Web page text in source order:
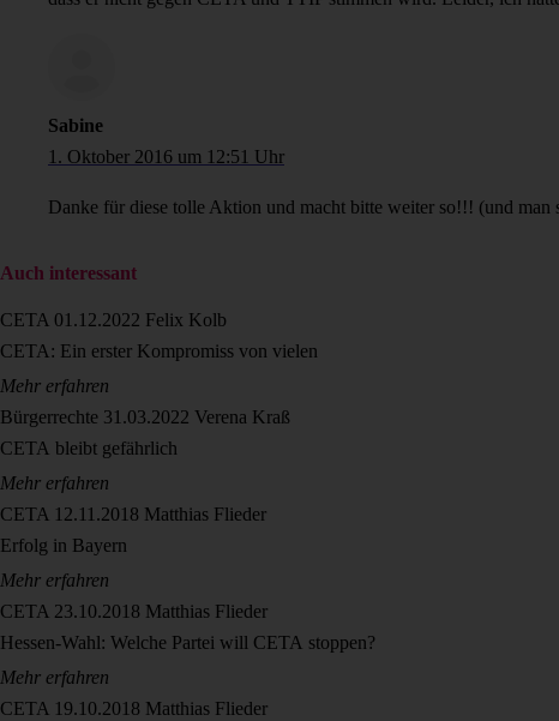
Sabine
1. Oktober 2016 um 12:51 Uhr
Danke für diese tolle Aktion und macht bitte weiter so!!! (und
Auch interessant
CETA 01.12.2022 Felix Kolb
CETA: Ein erster Kompromiss von vielen
Mehr erfahren
Bürgerrechte 31.03.2022 Verena Kraß
CETA bleibt gefährlich
Mehr erfahren
CETA 12.11.2018 Matthias Flieder
Erfolg in Bayern
Mehr erfahren
CETA 23.10.2018 Matthias Flieder
Hessen-Wahl: Welche Partei will CETA stoppen?
Mehr erfahren
CETA 19.10.2018 Matthias Flieder